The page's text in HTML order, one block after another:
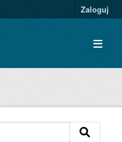
Zaloguj